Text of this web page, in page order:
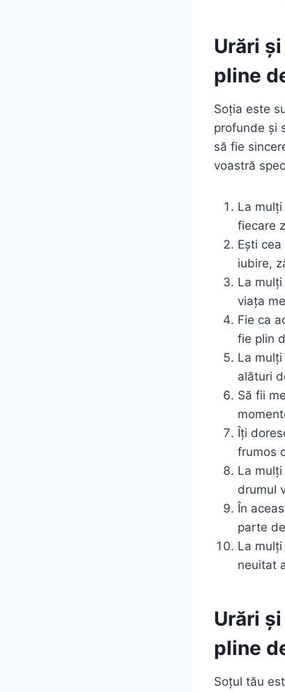
Urări
pline
Soția este
profunde și
să fie
voastră
La
fiecare
Ești
iubire,
La
viața
Fie ca
fie plin
La
alături
Să fii
Îți
frumos
La
drumul
În
parte
La
neuitat
Urări
pline
Soțul tău